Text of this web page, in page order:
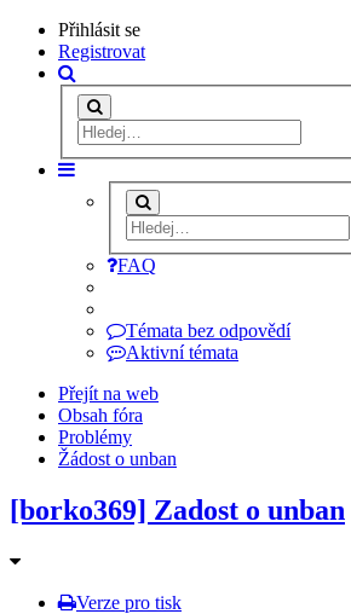
Přihlásit se
Registrovat
FAQ
Témata bez odpovědí
Aktivní témata
Přejít na web
Obsah fóra
Problémy
Žádost o unban
[borko369] Zadost o unban
Verze pro tisk